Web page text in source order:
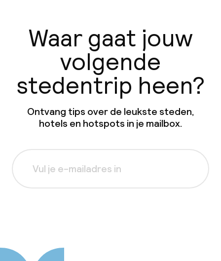
Waar gaat jouw
volgende
stedentrip heen?
Ontvang tips over de leukste steden,
hotels en hotspots in je mailbox.